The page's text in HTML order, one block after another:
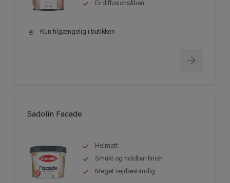
Er diffusionsåben
Kun tilgængelig i butikken
Sadolin Facade
Helmatt
Smukt og holdbar finish
Meget vejrbestandig